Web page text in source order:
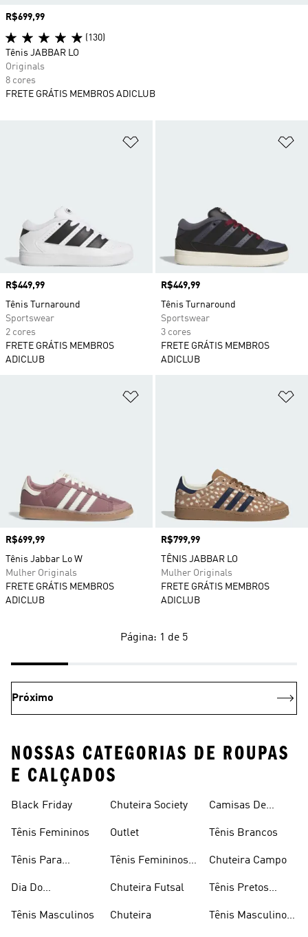
Preço
R$449,99
Tênis Turnaround
Sportswear
2 cores
FRETE GRÁTIS MEMBROS
ADICLUB
Preço
R$449,99
Tênis Turnaround
Sportswear
3 cores
FRETE GRÁTIS MEMBROS
ADICLUB
Preço
R$699,99
Tênis Jabbar Lo W
Mulher Originals
FRETE GRÁTIS MEMBROS
ADICLUB
Preço
R$799,99
TÊNIS JABBAR LO
Mulher Originals
FRETE GRÁTIS MEMBROS
ADICLUB
Preço
R$699,99
(130)
Tênis JABBAR LO
Originals
8 cores
FRETE GRÁTIS MEMBROS ADICLUB
Página: 1 de 5
Próximo
NOSSAS CATEGORIAS DE ROUPAS
E CALÇADOS
Black Friday
Tênis Femininos
Tênis Para
Dia Do
Tênis Masculinos
Chuteira Society
Outlet
Tênis Femininos
Chuteira Futsal
Chuteira
Camisas De
Tênis Brancos
Chuteira Campo
Tênis Pretos
Tênis Masculino